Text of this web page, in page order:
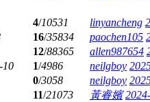
4/10531 linyancheng
16/35834 paochen105
12/88365 allen987654
10 1/4986 neilgboy
0/3058 neilgboy
11/21073 黃睿嬪